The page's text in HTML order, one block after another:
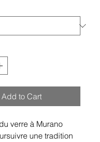
Add to Cart
verre à Murano
une tradition